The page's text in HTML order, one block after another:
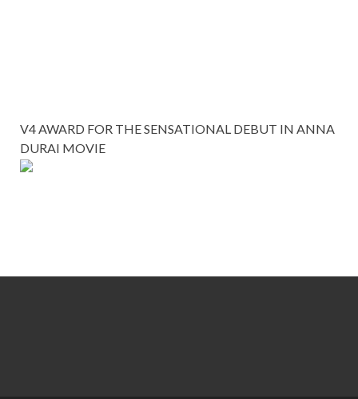
V4 AWARD FOR THE SENSATIONAL DEBUT IN ANNA
DURAI MOVIE